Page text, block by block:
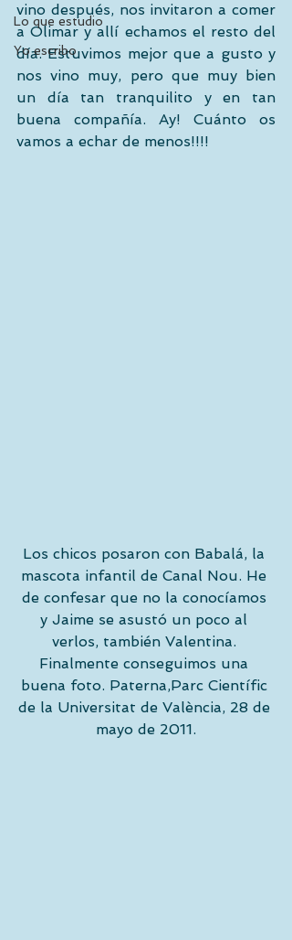
Lo que estudio
Yo escribo
vino después, nos invitaron a comer
a Olimar y allí echamos el resto del
día. Estuvimos mejor que a gusto y
nos vino muy, pero que muy bien
un día tan tranquilito y en tan
buena compañía. Ay! Cuánto os
vamos a echar de menos!!!!
Los chicos posaron con Babalá, la
mascota infantil de Canal Nou. He
de confesar que no la conocíamos
y Jaime se asustó un poco al
verlos, también Valentina.
Finalmente conseguimos una
buena foto. Paterna,Parc Científic
de la Universitat de València, 28 de
mayo de 2011.